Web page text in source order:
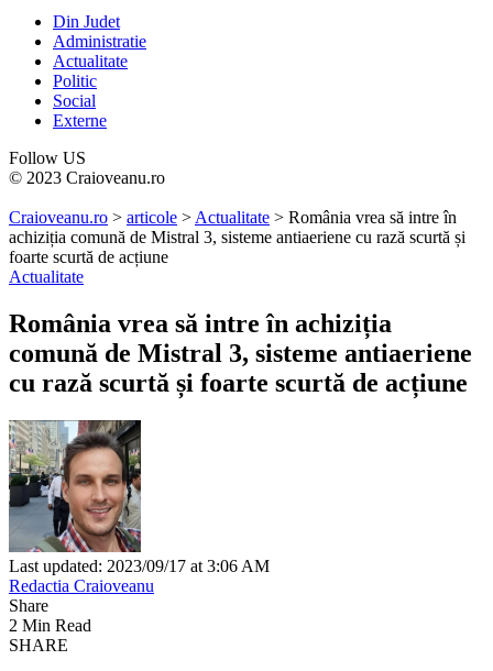
Din Judet
Administratie
Actualitate
Politic
Social
Externe
Follow US
© 2023 Craioveanu.ro
Craioveanu.ro > articole > Actualitate > România vrea să intre în
achiziția comună de Mistral 3, sisteme antiaeriene cu rază scurtă și
foarte scurtă de acțiune
Actualitate
România vrea să intre în achiziția
comună de Mistral 3, sisteme antiaeriene
cu rază scurtă și foarte scurtă de acțiune
Last updated: 2023/09/17 at 3:06 AM
Redactia Craioveanu
Share
2 Min Read
SHARE